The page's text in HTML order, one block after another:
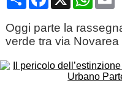
Oggi parte la
verde tra via